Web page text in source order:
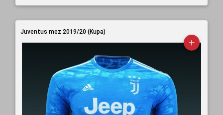
Juventus mez 2019/20 (Kupa)